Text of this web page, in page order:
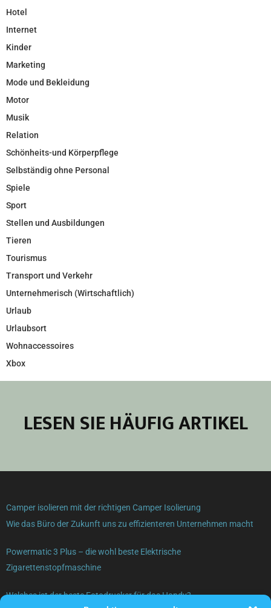
Hotel
Internet
Kinder
Marketing
Mode und Bekleidung
Motor
Musik
Relation
Schönheits-und Körperpflege
Selbständig ohne Personal
Spiele
Sport
Stellen und Ausbildungen
Tieren
Tourismus
Transport und Verkehr
Unternehmerisch (Wirtschaftlich)
Urlaub
Urlaubsort
Wohnaccessoires
Xbox
LESEN SIE HÄUFIG ARTIKEL
Camper isolieren mit der richtigen Camper Isolierung
Wie das Büro der Zukunft uns zu effizienteren Unternehmen macht
Powermatic 3 Plus – die wohl beste Elektrische
Zigarettenstopfmaschine
Welches ist der beste Fotodrucker für das Handy?